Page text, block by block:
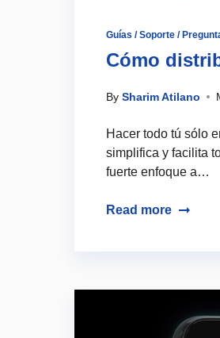
Guías / Soporte /
Cómo
By Sharim Atilano
Hacer todo tú sólo
simplifica y facilita
fuerte enfoque a…
Read more